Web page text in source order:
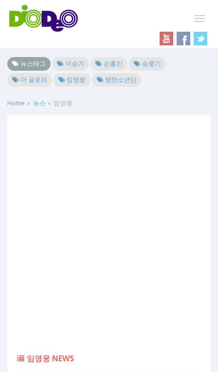
뉴스태그 이승기 손흥민
송중기
더 글로리
임영웅 방탄소년단
Home 뉴스 임영웅
임영웅 NEWS